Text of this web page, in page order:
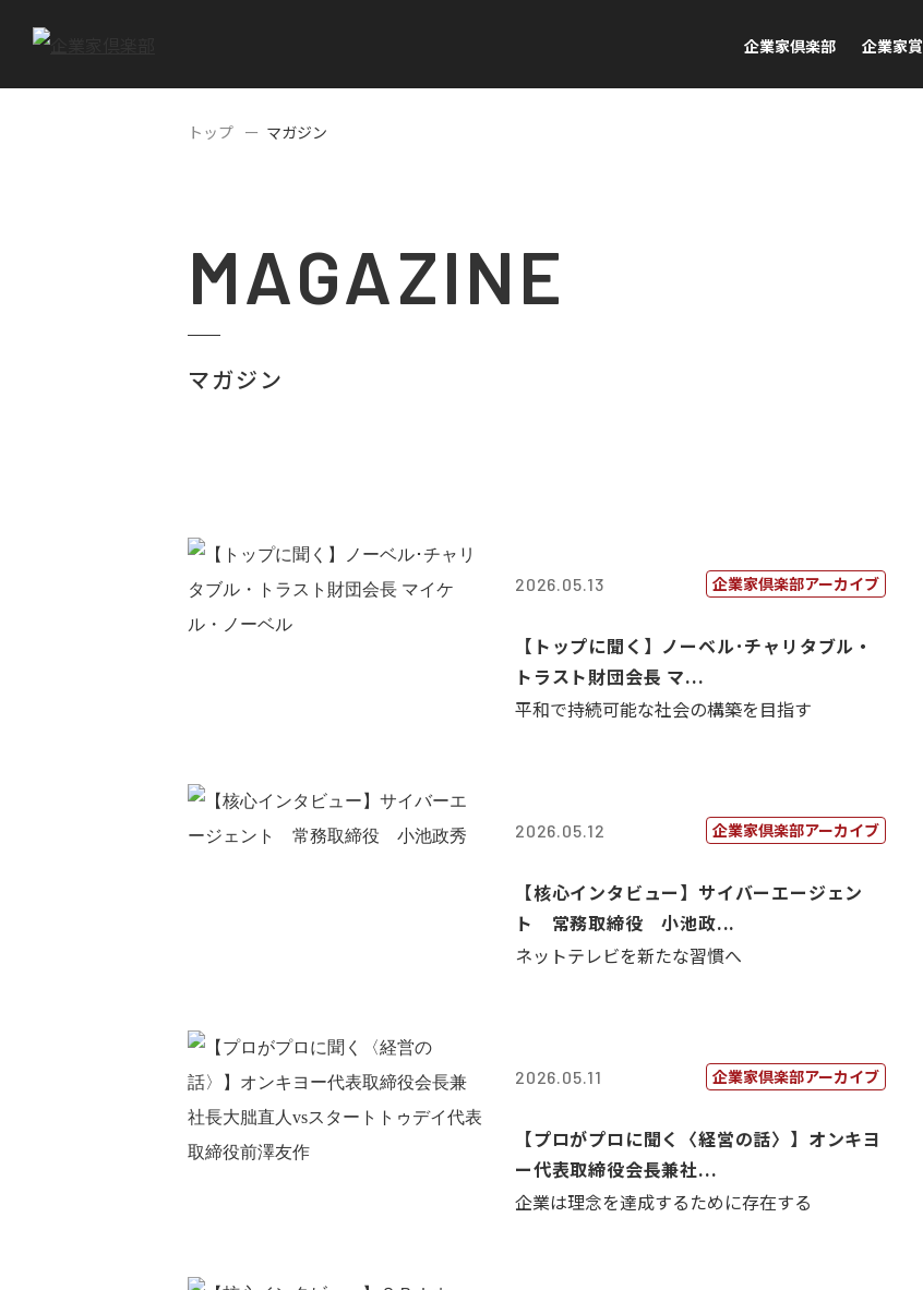
企業家倶楽部 企業家賞
トップ マガジン
MAGAZINE
マガジン
2026.05.13 企業家倶楽部アーカイブ
【トップに聞く】ノーベル･チャリタブル・
トラスト財団会長 マ...
平和で持続可能な社会の構築を目指す
2026.05.12 企業家倶楽部アーカイブ
【核心インタビュー】サイバーエージェン
ト 常務取締役 小池政...
ネットテレビを新たな習慣へ
2026.05.11 企業家倶楽部アーカイブ
【プロがプロに聞く〈経営の話〉】オンキヨ
ー代表取締役会長兼社...
企業は理念を達成するために存在する